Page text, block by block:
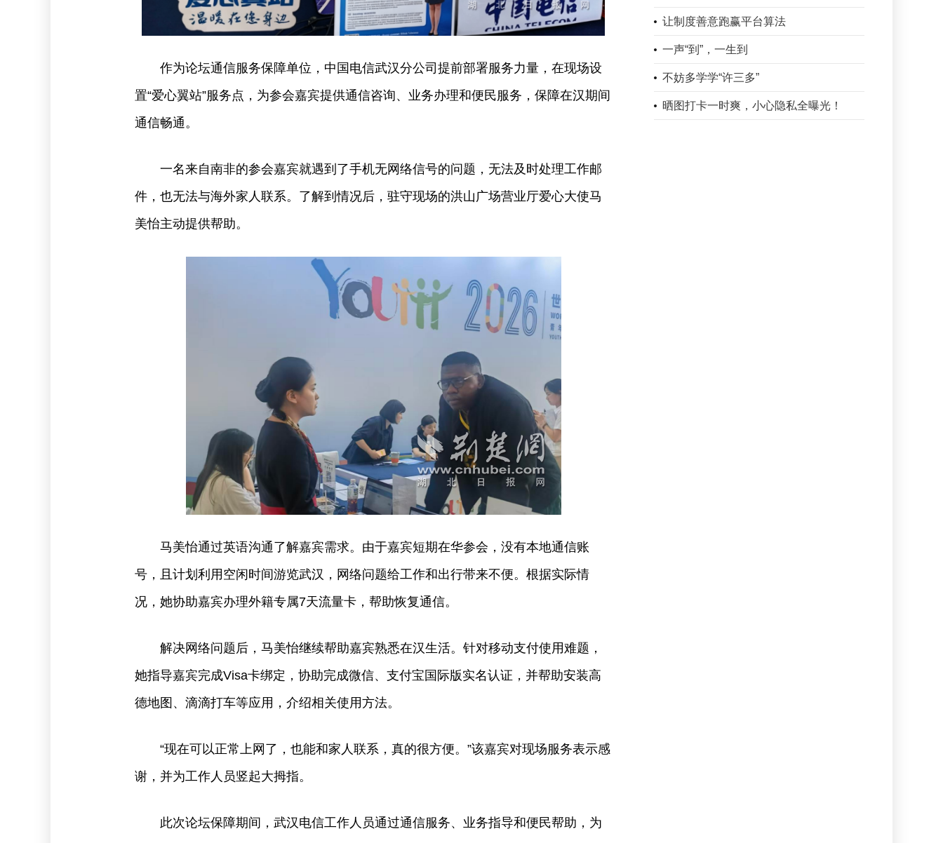
作为论坛通信服务保障单位，中国电信武汉分公司提前部署服务力量，在现场设
置“爱心翼站”服务点，为参会嘉宾提供通信咨询、业务办理和便民服务，保障在汉期间
通信畅通。
一名来自南非的参会嘉宾就遇到了手机无网络信号的问题，无法及时处理工作邮
件，也无法与海外家人联系。了解到情况后，驻守现场的洪山广场营业厅爱心大使马
美怡主动提供帮助。
马美怡通过英语沟通了解嘉宾需求。由于嘉宾短期在华参会，没有本地通信账
号，且计划利用空闲时间游览武汉，网络问题给工作和出行带来不便。根据实际情
况，她协助嘉宾办理外籍专属7天流量卡，帮助恢复通信。
解决网络问题后，马美怡继续帮助嘉宾熟悉在汉生活。针对移动支付使用难题，
她指导嘉宾完成Visa卡绑定，协助完成微信、支付宝国际版实名认证，并帮助安装高
德地图、滴滴打车等应用，介绍相关使用方法。
“现在可以正常上网了，也能和家人联系，真的很方便。”该嘉宾对现场服务表示感
谢，并为工作人员竖起大拇指。
此次论坛保障期间，武汉电信工作人员通过通信服务、业务指导和便民帮助，为
让制度善意跑赢平台算法
一声“到”，一生到
不妨多学学“许三多”
晒图打卡一时爽，小心隐私全曝光！